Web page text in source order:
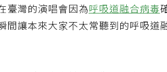
臺灣的演唱會因為呼吸道融合病毒
間讓本來大家不太常聽到的呼吸道